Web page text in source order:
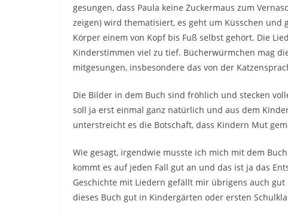
gesungen, dass Paula keine Zuckermaus zum
zeigen) wird thematisiert, es geht um Küsschen
Körper einem von Kopf bis Fuß selbst gehört. Die
Kinderstimmen viel zu tief. Bücherwürmchen mag
mitgesungen, insbesondere das von der
Die Bilder in dem Buch sind fröhlich und stecken
soll ja erst einmal ganz natürlich und aus dem
unterstreicht es die Botschaft, dass Kindern Mut
Wie gesagt, irgendwie musste ich mich mit dem
kommt es auf jeden Fall gut an und das ist ja das
Geschichte mit Liedern gefällt mir übrigens auch
dieses Buch gut in Kindergärten oder ersten